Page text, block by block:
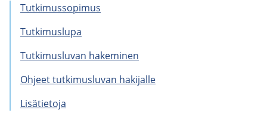
Tut­ki­mus­so­pi­mus
Tut­ki­mus­lu­pa
Tut­ki­mus­lu­van ha­ke­mi­nen
Oh­jeet tut­ki­mus­lu­van ha­ki­jal­le
Li­sä­tie­to­ja